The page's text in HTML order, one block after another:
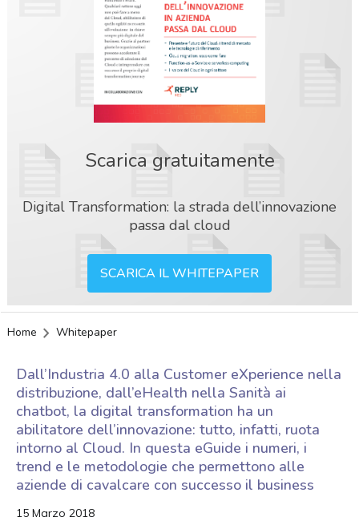
Scarica gratuitamente
Digital Transformation: la strada dell’innovazione
passa dal cloud
SCARICA IL WHITEPAPER
Home Whitepaper
Dall’Industria 4.0 alla Customer eXperience nella
distribuzione, dall’eHealth nella Sanità ai
chatbot, la digital transformation ha un
abilitatore dell’innovazione: tutto, infatti, ruota
intorno al Cloud. In questa eGuide i numeri, i
trend e le metodologie che permettono alle
aziende di cavalcare con successo il business
15 Marzo 2018